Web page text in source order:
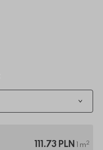
111.73 PLN 1 m2